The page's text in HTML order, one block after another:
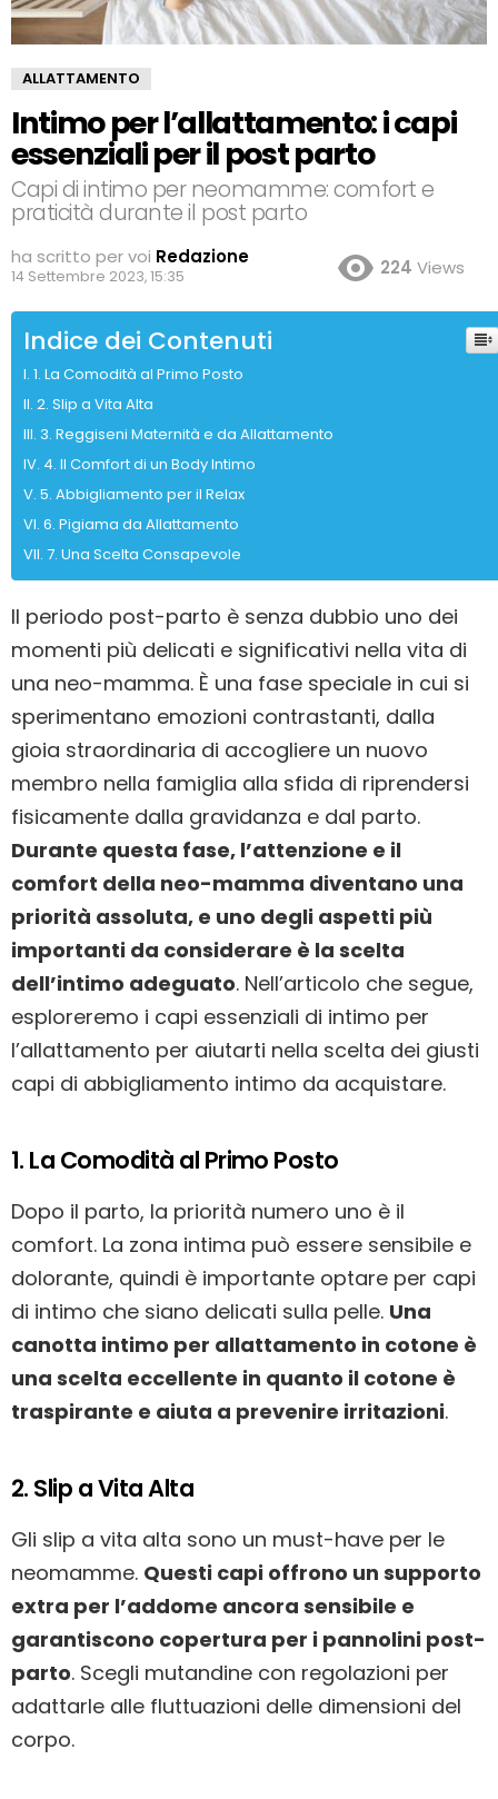
ALLATTAMENTO
Intimo per l’allattamento: i capi
essenziali per il post parto
Capi di intimo per neomamme: comfort e
praticità durante il post parto
ha scritto per voi Redazione
14 Settembre 2023, 15:35 224 Views
Indice dei Contenuti
1. La Comodità al Primo Posto
2. Slip a Vita Alta
3. Reggiseni Maternità e da Allattamento
4. Il Comfort di un Body Intimo
5. Abbigliamento per il Relax
6. Pigiama da Allattamento
7. Una Scelta Consapevole
Il periodo post-parto è senza dubbio uno dei
momenti più delicati e significativi nella vita di
una neo-mamma. È una fase speciale in cui si
sperimentano emozioni contrastanti, dalla
gioia straordinaria di accogliere un nuovo
membro nella famiglia alla sfida di riprendersi
fisicamente dalla gravidanza e dal parto.
Durante questa fase, l’attenzione e il
comfort della neo-mamma diventano una
priorità assoluta, e uno degli aspetti più
importanti da considerare è la scelta
dell’intimo adeguato. Nell’articolo che segue,
esploreremo i capi essenziali di intimo per
l’allattamento per aiutarti nella scelta dei giusti
capi di abbigliamento intimo da acquistare.
1. La Comodità al Primo Posto
Dopo il parto, la priorità numero uno è il
comfort. La zona intima può essere sensibile e
dolorante, quindi è importante optare per capi
di intimo che siano delicati sulla pelle. Una
canotta intimo per allattamento in cotone è
una scelta eccellente in quanto il cotone è
traspirante e aiuta a prevenire irritazioni.
2. Slip a Vita Alta
Gli slip a vita alta sono un must-have per le
neomamme. Questi capi offrono un supporto
extra per l’addome ancora sensibile e
garantiscono copertura per i pannolini post-
parto. Scegli mutandine con regolazioni per
adattarle alle fluttuazioni delle dimensioni del
corpo.